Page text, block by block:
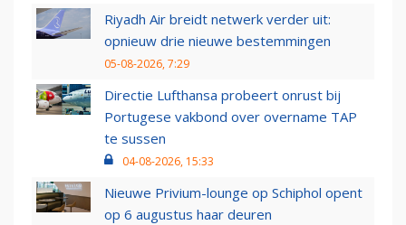
Riyadh Air breidt netwerk verder uit:
opnieuw drie nieuwe bestemmingen
05-08-2026, 7:29
Directie Lufthansa probeert onrust bij
Portugese vakbond over overname TAP
te sussen
04-08-2026, 15:33
Nieuwe Privium-lounge op Schiphol opent
op 6 augustus haar deuren